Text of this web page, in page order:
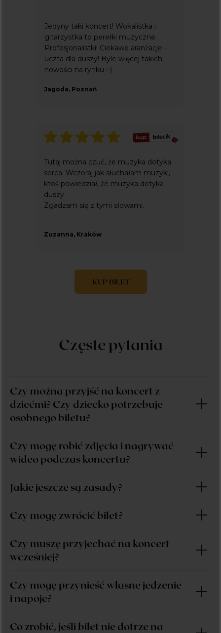
Zuzanna, Kraków
Jedyny taki koncert! Wokalistka i
gitarzystka to perełki muzyczne.
Profesjonalistki! Ciekawe aranżacje -
uczta dla duszy! Byle więcej takich
nowości na rynku :-)
Jagoda, Poznań
KUP BILET
Tutaj można czuć, że muzyka dotyka
serca. Wczoraj jak słuchałam muzyki,
ktoś powiedział, że muzyka dotyka
duszy.
Zgadzam się z tymi słowami.
Częste pytania
Czy można przyjść na koncert z
dziećmi? Czy dziecko potrzebuje
osobnego biletu?
Czy mogę robić zdjęcia i nagrywać
wideo podczas koncertu?
Jakie jeszcze są zasady?
Czy mogę zwrócić bilet?
Czy muszę przyjechać na koncert
wcześniej?
Czy mogę przynieść własne jedzenie
i napoje?
Co zrobić, jeśli bilet nie dotrze na